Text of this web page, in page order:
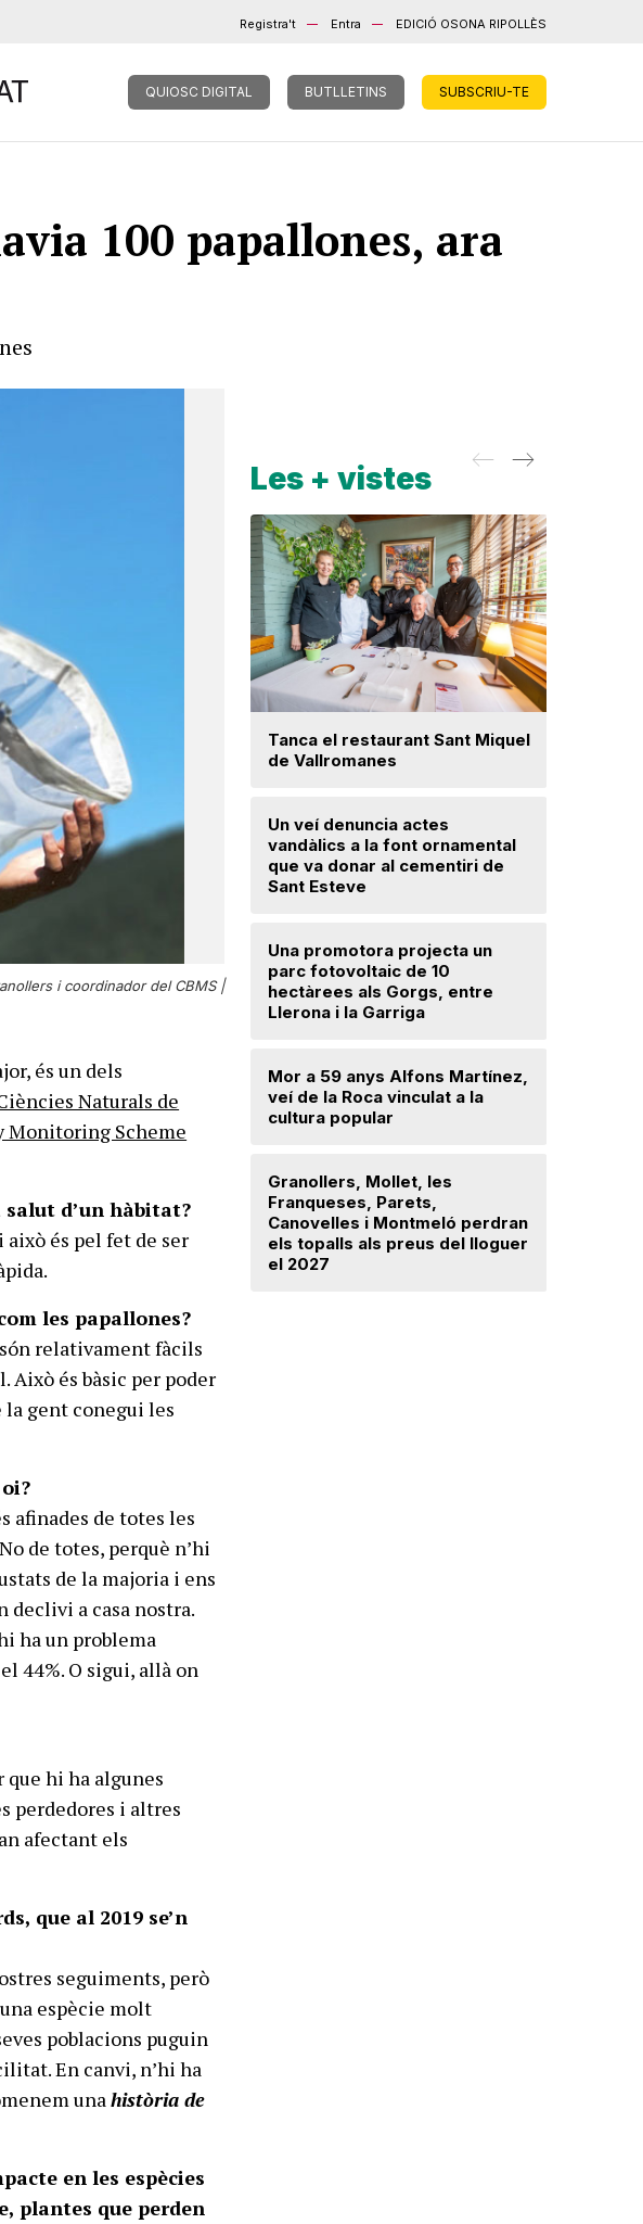
Registra't Entra EDICIÓ OSONA RIPOLLÈS
QUIOSC DIGITAL BUTLLETINS SUBSCRIU-TE
100 papallones, ara
i coordinador del CBMS |
és un dels
Naturals de
Monitoring Scheme
d’un hàbitat?
és pel fet de ser
les papallones?
relativament fàcils
Això és bàsic per poder
la gent conegui les
afinades de totes les
de totes, perquè n’hi
de la majoria i ens
declivi a casa nostra.
ha un problema
44%. O sigui, allà on
que hi ha algunes
perdedores i altres
afectant els
que al 2019 se’n
seguiments, però
espècie molt
poblacions puguin
En canvi, n’hi ha
unahistòria de
en les espècies
plantes que perden
Les + vistes
Tanca el restaurant Sant Miquel
de Vallromanes
Un veí denuncia actes
vandàlics a la font ornamental
que va donar al cementiri de
Sant Esteve
Una promotora projecta un
parc fotovoltaic de 10
hectàrees als Gorgs, entre
Llerona i la Garriga
Mor a 59 anys Alfons Martínez,
veí de la Roca vinculat a la
cultura popular
Granollers, Mollet, les
Franqueses, Parets,
Canovelles i Montmeló perdran
els topalls als preus del lloguer
el 2027